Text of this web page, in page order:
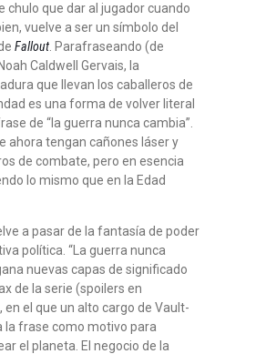
chulo que dar al jugador cuando
vuelve a ser un símbolo del
Fallout . Parafraseando (de
Caldwell Gervais, la
que llevan los caballeros de
es una forma de volver literal
de “la guerra nunca cambia”.
ahora tengan cañones láser y
de combate, pero en esencia
lo mismo que en la Edad
a pasar de la fantasía de poder
política. “La guerra nunca
nuevas capas de significado
de la serie (spoilers en
en el que un alto cargo de Vault-
la frase como motivo para
el planeta. El negocio de la